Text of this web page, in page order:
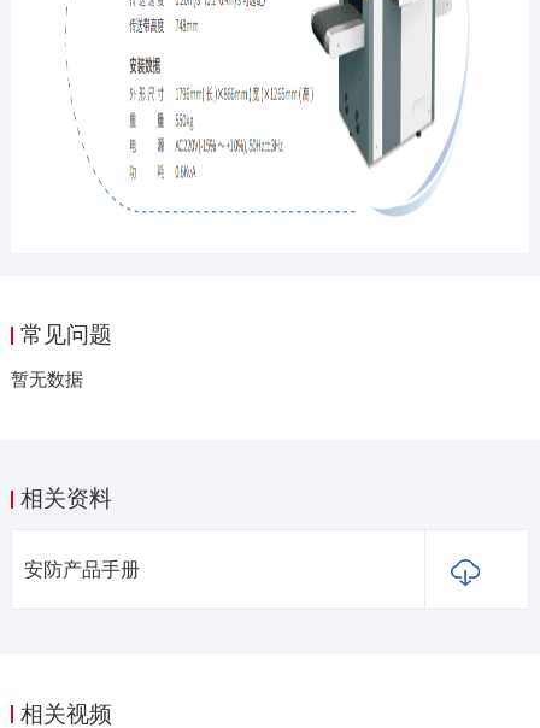
常见问题
暂无数据
相关资料
安防产品手册
相关视频